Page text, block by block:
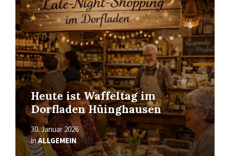
Heute ist Waffeltag im
Dorfladen Hüinghausen
30. Januar 2026
inALLGEMEIN